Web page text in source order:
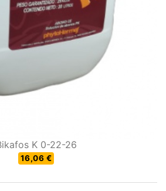
K 0-22-26
16,06 €